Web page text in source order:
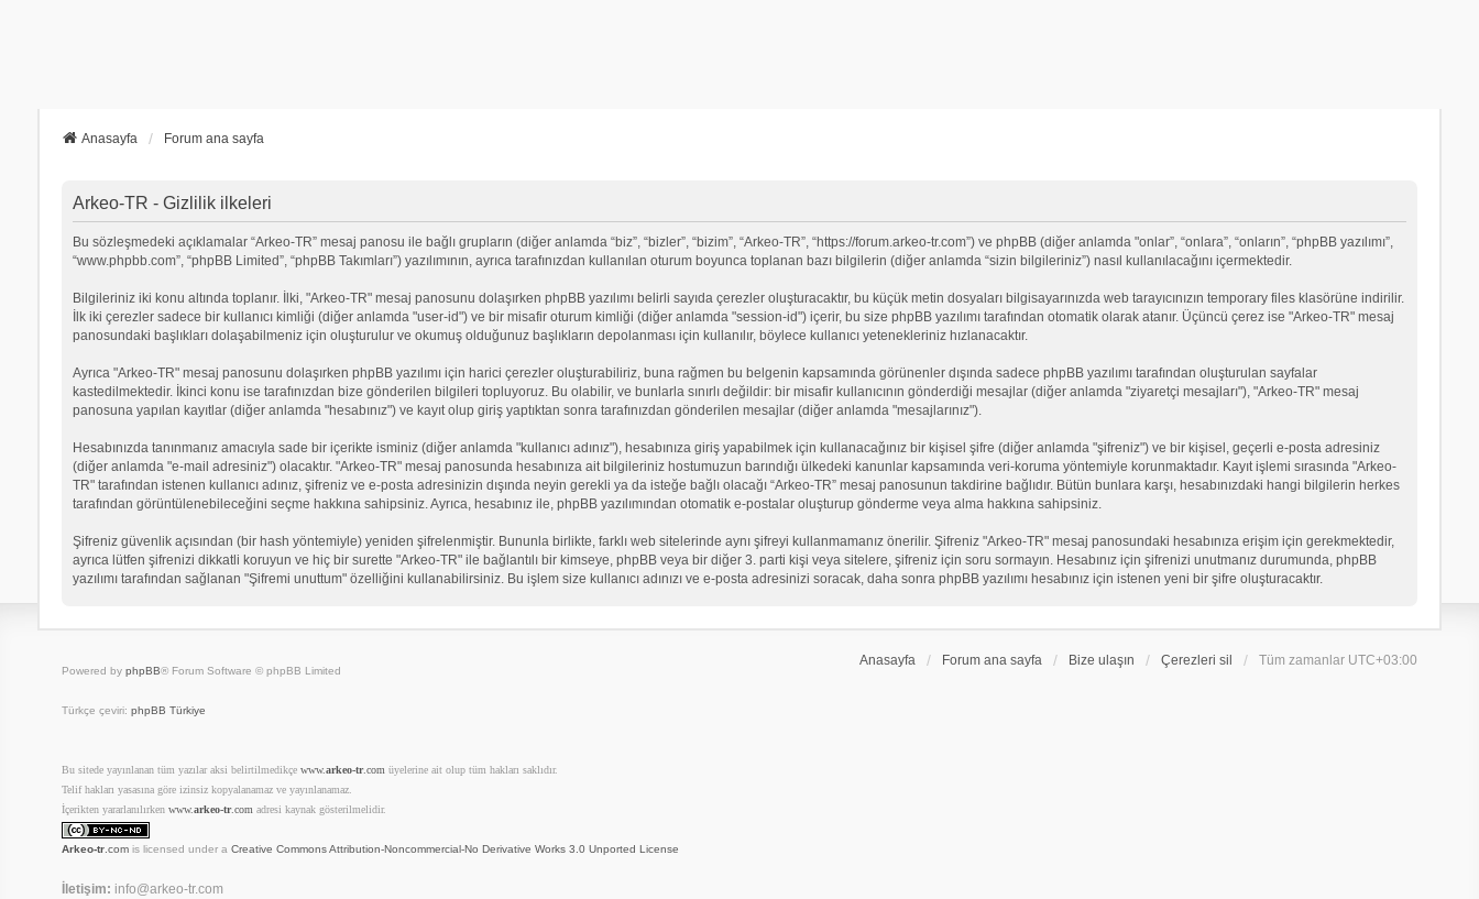
Anasayfa Forum ana sayfa
Arkeo-TR - Gizlilik ilkeleri
Bu sözleşmedeki açıklamalar “Arkeo-TR” mesaj panosu ile bağlı grupların (diğer anlamda “biz”, “bizler”, “bizim”, “Arkeo-TR”, “https://forum.arkeo-tr.com”) ve phpBB (diğer anlamda "onlar”, “onlara”, “onların”, “phpBB yazılımı”,
“www.phpbb.com”, “phpBB Limited”, “phpBB Takımları”) yazılımının, ayrıca tarafınızdan kullanılan oturum boyunca toplanan bazı bilgilerin (diğer anlamda “sizin bilgileriniz”) nasıl kullanılacağını içermektedir.
Bilgileriniz iki konu altında toplanır. İlki, "Arkeo-TR" mesaj panosunu dolaşırken phpBB yazılımı belirli sayıda çerezler oluşturacaktır, bu küçük metin dosyaları bilgisayarınızda web tarayıcınızın temporary files klasörüne indirilir.
İlk iki çerezler sadece bir kullanıcı kimliği (diğer anlamda "user-id") ve bir misafir oturum kimliği (diğer anlamda "session-id") içerir, bu size phpBB yazılımı tarafından otomatik olarak atanır. Üçüncü çerez ise "Arkeo-TR" mesaj
panosundaki başlıkları dolaşabilmeniz için oluşturulur ve okumuş olduğunuz başlıkların depolanması için kullanılır, böylece kullanıcı yetenekleriniz hızlanacaktır.
Ayrıca "Arkeo-TR" mesaj panosunu dolaşırken phpBB yazılımı için harici çerezler oluşturabiliriz, buna rağmen bu belgenin kapsamında görünenler dışında sadece phpBB yazılımı tarafından oluşturulan sayfalar
kastedilmektedir. İkinci konu ise tarafınızdan bize gönderilen bilgileri topluyoruz. Bu olabilir, ve bunlarla sınırlı değildir: bir misafir kullanıcının gönderdiği mesajlar (diğer anlamda "ziyaretçi mesajları"), "Arkeo-TR" mesaj
panosuna yapılan kayıtlar (diğer anlamda "hesabınız") ve kayıt olup giriş yaptıktan sonra tarafınızdan gönderilen mesajlar (diğer anlamda "mesajlarınız").
Hesabınızda tanınmanız amacıyla sade bir içerikte isminiz (diğer anlamda "kullanıcı adınız"), hesabınıza giriş yapabilmek için kullanacağınız bir kişisel şifre (diğer anlamda "şifreniz") ve bir kişisel, geçerli e-posta adresiniz
(diğer anlamda "e-mail adresiniz") olacaktır. "Arkeo-TR" mesaj panosunda hesabınıza ait bilgileriniz hostumuzun barındığı ülkedeki kanunlar kapsamında veri-koruma yöntemiyle korunmaktadır. Kayıt işlemi sırasında "Arkeo-
TR" tarafından istenen kullanıcı adınız, şifreniz ve e-posta adresinizin dışında neyin gerekli ya da isteğe bağlı olacağı “Arkeo-TR” mesaj panosunun takdirine bağlıdır. Bütün bunlara karşı, hesabınızdaki hangi bilgilerin herkes
tarafından görüntülenebileceğini seçme hakkına sahipsiniz. Ayrıca, hesabınız ile, phpBB yazılımından otomatik e-postalar oluşturup gönderme veya alma hakkına sahipsiniz.
Şifreniz güvenlik açısından (bir hash yöntemiyle) yeniden şifrelenmiştir. Bununla birlikte, farklı web sitelerinde aynı şifreyi kullanmamanız önerilir. Şifreniz "Arkeo-TR" mesaj panosundaki hesabınıza erişim için gerekmektedir,
ayrıca lütfen şifrenizi dikkatli koruyun ve hiç bir surette "Arkeo-TR" ile bağlantılı bir kimseye, phpBB veya bir diğer 3. parti kişi veya sitelere, şifreniz için soru sormayın. Hesabınız için şifrenizi unutmanız durumunda, phpBB
yazılımı tarafından sağlanan "Şifremi unuttum" özelliğini kullanabilirsiniz. Bu işlem size kullanıcı adınızı ve e-posta adresinizi soracak, daha sonra phpBB yazılımı hesabınız için istenen yeni bir şifre oluşturacaktır.
Anasayfa Forum ana sayfa Bize ulaşın Çerezleri sil Tüm zamanlar UTC+03:00
Powered by phpBB® Forum Software © phpBB Limited
Türkçe çeviri: phpBB Türkiye
Bu sitede yayınlanan tüm yazılar aksi belirtilmedikçe www.arkeo-tr.com üyelerine ait olup tüm hakları saklıdır.
Telif hakları yasasına göre izinsiz kopyalanamaz ve yayınlanamaz.
İçerikten yararlanılırken www.arkeo-tr.com adresi kaynak gösterilmelidir.
Arkeo-tr.comis licensed under a Creative Commons Attribution-Noncommercial-No Derivative Works 3.0 Unported License
İletişim: info@arkeo-tr.com